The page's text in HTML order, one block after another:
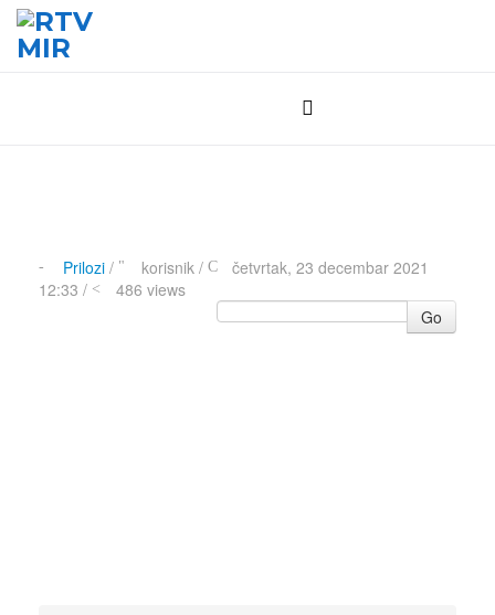
Prilozi/ korisnik /
četvrtak, 23 decembar 2021
12:33 /
486 views
Go